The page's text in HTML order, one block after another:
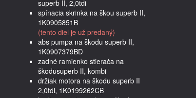
superb II, 2,0tdi
spínacia skrinka na škou superb II,
1K0905851B
(tento diel je už predaný)
abs pumpa na škodu superb II,
1K0907379BD
zadné ramienko stierača na
škodusuperb II, kombi
držiak motora na škodu superb II
2,0tdi, 1K0199262CB